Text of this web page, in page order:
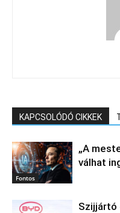
KAPCSOLÓDÓ CIKKEK
Fontos
„A
válhat
Szijjártó